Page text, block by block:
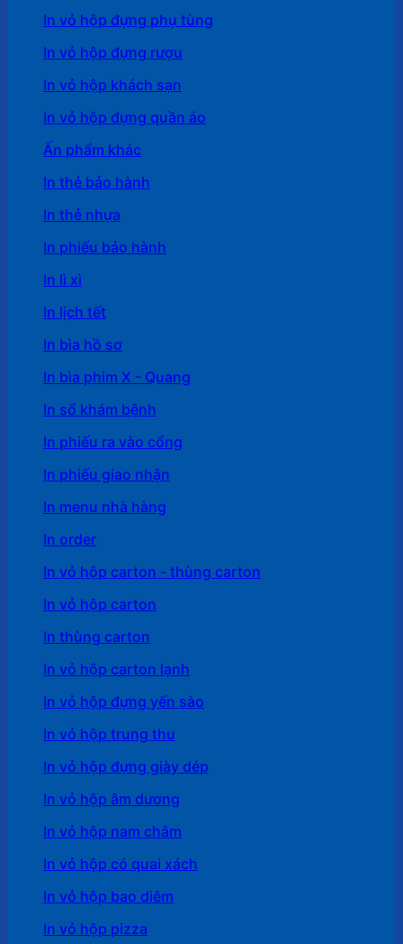
In vỏ hộp đựng phụ tùng
In vỏ hộp đựng rượu
In vỏ hộp khách sạn
In vỏ hộp đựng quần áo
Ấn phẩm khác
In thẻ bảo hành
In thẻ nhựa
In phiếu bảo hành
In lì xì
In lịch tết
In bìa hồ sơ
In bìa phim X - Quang
In sổ khám bệnh
In phiếu ra vào cổng
In phiếu giao nhận
In menu nhà hàng
In order
In vỏ hộp carton - thùng carton
In vỏ hộp carton
In thùng carton
In vỏ hộp carton lạnh
In vỏ hộp đựng yến sào
In vỏ hộp trung thu
In vỏ hộp đựng giày dép
In vỏ hộp âm dương
In vỏ hộp nam châm
In vỏ hộp có quai xách
In vỏ hộp bao diêm
In vỏ hộp pizza